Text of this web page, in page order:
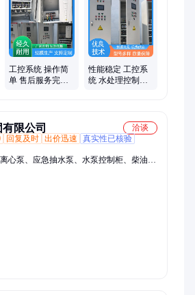
、立式泵、给水泵、多级泵、排污泵、空
、恒压供水、无负压变频供水、不锈钢多
工控系统 操作简
单 售后服务完善
性能稳定 工控系
统 水处理控制柜
限公司
洽谈
回复及时 出价迅速
真实性已核验
心泵、应急抽水泵、水泵控制柜、柴油机
消防泵、浮筒式潜水泵、给水排水泵、增
、湿式泵、冲压泵、循环水泵、预制泵
泵、磁力驱动泵、建筑给水泵、消防喷淋
水提升设备、应急抗旱水泵、污水提升工